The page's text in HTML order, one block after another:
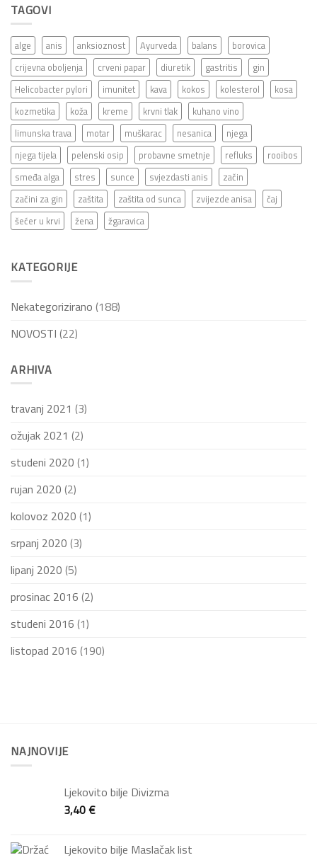
TAGOVI
alge anis anksioznost Ayurveda balans
borovica
crijevna oboljenja
crveni papar diuretik gastritis
gin
Helicobacter pylori
imunitet kava kokos kolesterol
kosa
kozmetika
koža kreme krvni tlak
kuhano vino
limunska trava
motar muškarac nesanica
njega
njega tijela
pelenski osip probavne smetnje refluks
rooibos
smeđa alga
stres sunce svjezdasti anis
začin
začini za gin
zaštita zaštita od sunca zvijezde anisa
čaj
šećer u krvi
žena žgaravica
KATEGORIJE
Nekategorizirano (188)
NOVOSTI (22)
ARHIVA
travanj 2021 (3)
ožujak 2021 (2)
studeni 2020 (1)
rujan 2020 (2)
kolovoz 2020 (1)
srpanj 2020 (3)
lipanj 2020 (5)
prosinac 2016 (2)
studeni 2016 (1)
listopad 2016 (190)
NAJNOVIJE
Ljekovito bilje Divizma
3,40€
Ljekovito bilje Maslačak list